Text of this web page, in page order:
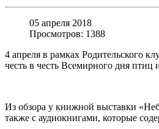
05 апреля 2018
Просмотров: 1388
4 апреля в рамках Родительского
честь в честь Всемирного дня птиц
Из обзора у книжной выставки
также с аудиокнигами, которые